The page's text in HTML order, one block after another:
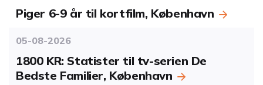
Piger 6-9 år til kortfilm, København
05-08-2026
1800 KR: Statister til tv-serien De
Bedste Familier, København